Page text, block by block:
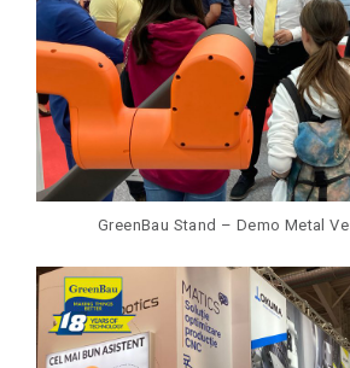
GreenBau Stand – Demo Metal